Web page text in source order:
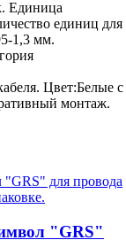
Единица
единиц для
1,3 мм.
Цвет:Белые с
монтаж.
"GRS"